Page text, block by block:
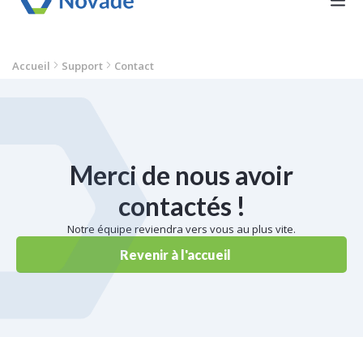
Accueil Support Contact
Merci de nous avoir
contactés !
Notre équipe reviendra vers vous au plus vite.
Revenir à l'accueil